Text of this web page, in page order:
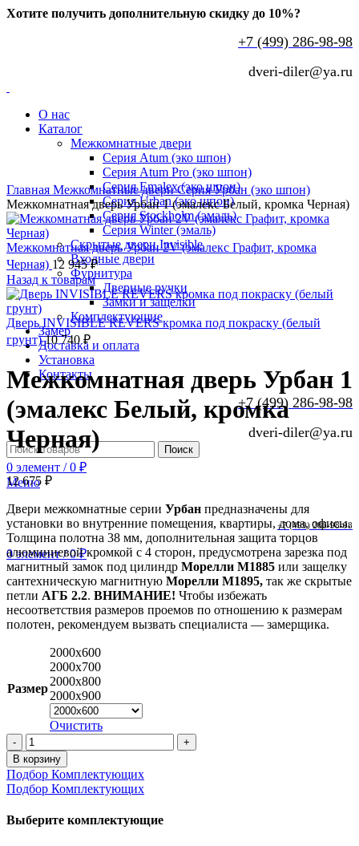
Хотите получить дополнительную скидку до 10%?
+7 (499) 286-98-98
dveri-diler@ya.ru
О нас
Каталог
Межкомнатные двери
Серия Atum (эко шпон)
Серия Atum Pro (эко шпон)
Серия Emalex (эко шпон)
Серия Urban (эко шпон)
Серия Stockholm (эмаль)
Серия Winter (эмаль)
Скрытые двери Invisible
Входные двери
Фурнитура
Дверные ручки
Замки и защелки
Комплектующие
Замер
Доставка и оплата
Установка
Контакты
+7 (499) 286-98-98
dveri-diler@ya.ru
Поиск
0 элемент / 0 ₽
Меню
+7 (499) 286-98-98
0элемент / 0₽
Нажмите, чтобы увеличить
Главная Межкомнатные двериСерия Урбан (эко шпон)
Межкомнатная дверь Урбан 1 (эмалекс Белый, кромка Черная)
Межкомнатная дверь Урбан 2V (эмалекс Графит, кромка
Черная) 12 945₽
Назад к товарам
Дверь INVISIBLE REVERS кромка под покраску (белый
грунт)10 740 ₽
Межкомнатная дверь Урбан 1
(эмалекс Белый, кромка
Черная)
12 675 ₽
Двери межкомнатные серии Урбан предназначены для
установки во внутренние помещения, квартиры, дома, офисы.
Толщина полотна 38 мм, дополнительная защита торцов
алюминиевой кромкой с 4 сторон, предусмотрена зарезка под
магнитный замок под цилиндр Морелли M1885 или защелку
сантехническую магнитную Морелли M1895, так же скрытые
петли АГБ 2.2. ВНИМАНИЕ! Чтобы избежать
несоответствия размеров проемов по отношению к размерам
полотен, рекомендуем вызвать специалиста — замерщика.
Размер
2000x600
2000x700
2000x800
2000x900
Очистить
Количество
товара
Межкомнатная
дверь
Урбан
(эмалекс
В корзину
Подбор Комплектующих
Подбор Комплектующих
Выберите комплектующие